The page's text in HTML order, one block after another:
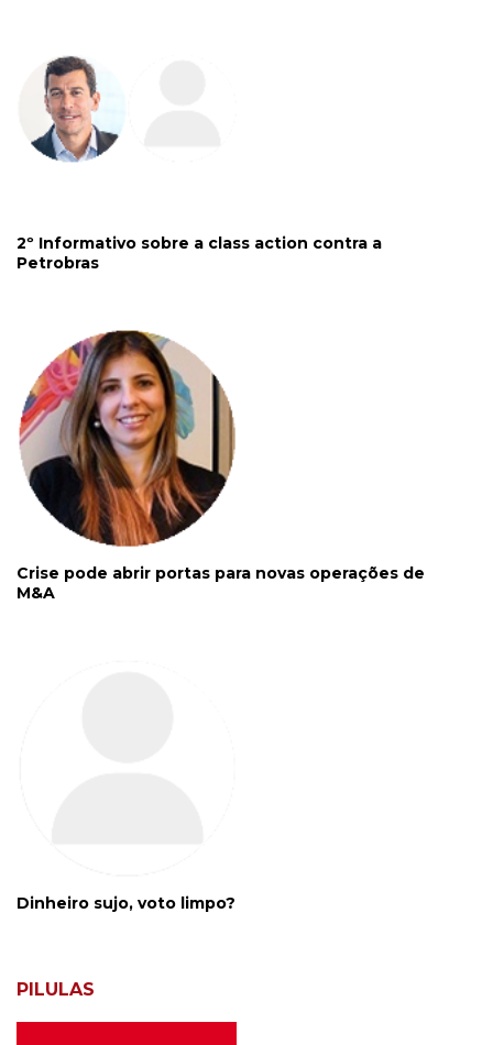
2º Informativo sobre a class action contra a
Petrobras
Crise pode abrir portas para novas operações de
M&A
Dinheiro sujo, voto limpo?
PILULAS